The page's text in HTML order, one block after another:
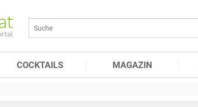
COCKTAILS MAGAZIN